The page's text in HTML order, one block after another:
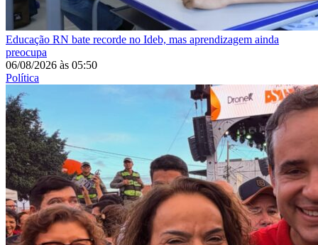
Educação RN bate recorde no Ideb, mas aprendizagem ainda
preocupa
06/08/2026 às 05:50
Política